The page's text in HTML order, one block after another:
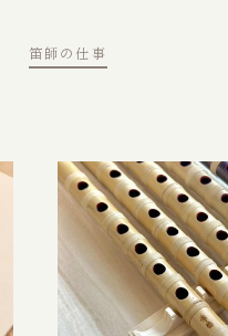
笛師の仕事